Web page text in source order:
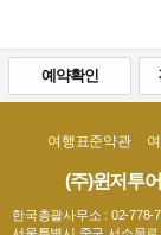
예약확인
여행표준약관
(주)윈저투어
한국총괄사무소 : 02-